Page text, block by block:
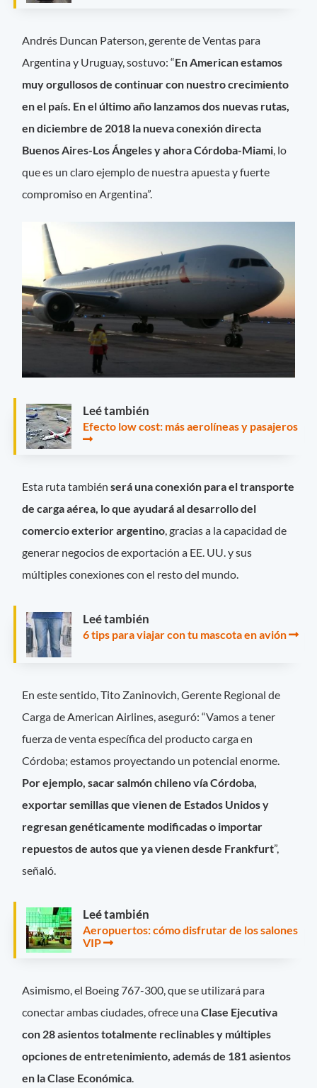
Andrés Duncan Paterson, gerente de Ventas para
Argentina y Uruguay, sostuvo: “En American estamos
muy orgullosos de continuar con nuestro crecimiento
en el país. En el último año lanzamos dos nuevas rutas,
en diciembre de 2018 la nueva conexión directa
Buenos Aires-Los Ángeles y ahora Córdoba-Miami, lo
que es un claro ejemplo de nuestra apuesta y fuerte
compromiso en Argentina”.
Leé también
Efecto low cost: más aerolíneas y pasajeros
Esta ruta tambiénserá una conexión para el transporte
de carga aérea, lo que ayudará al desarrollo del
comercio exterior argentino, gracias a la capacidad de
generar negocios de exportación a EE. UU. y sus
múltiples conexiones con el resto del mundo.
Leé también
6 tips para viajar con tu mascota en avión
En este sentido, Tito Zaninovich, Gerente Regional de
Carga de American Airlines, aseguró: “Vamos a tener
fuerza de venta específica del producto carga en
Córdoba; estamos proyectando un potencial enorme.
Por ejemplo, sacar salmón chileno vía Córdoba,
exportar semillas que vienen de Estados Unidos y
regresan genéticamente modificadas o importar
repuestos de autos que ya vienen desde Frankfurt”,
señaló.
Leé también
Aeropuertos: cómo disfrutar de los salones
VIP
Asimismo, el Boeing 767-300, que se utilizará para
conectar ambas ciudades, ofrece unaClase Ejecutiva
con 28 asientos totalmente reclinables y múltiples
opciones de entretenimiento, además de 181 asientos
en la Clase Económica.